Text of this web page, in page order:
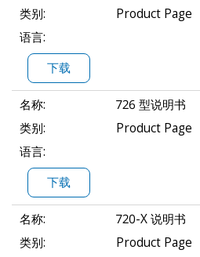
类别:
Product Page
语言:
下载
名称:
726 型说明书
类别:
Product Page
语言:
下载
名称:
720-X 说明书
类别:
Product Page